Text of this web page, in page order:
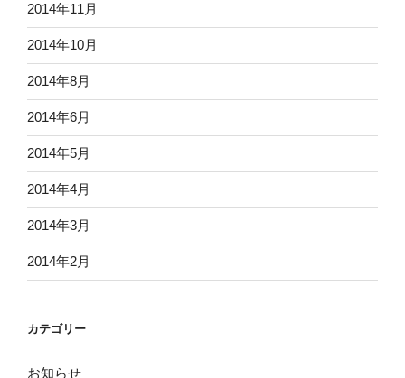
2014年11月
2014年10月
2014年8月
2014年6月
2014年5月
2014年4月
2014年3月
2014年2月
カテゴリー
お知らせ